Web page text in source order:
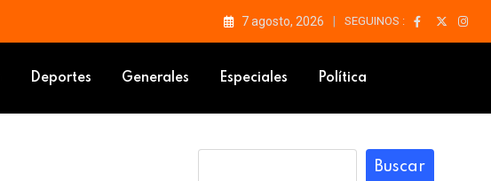
7 agosto, 2026 SEGUINOS :
Deportes Generales Especiales Política
Buscar